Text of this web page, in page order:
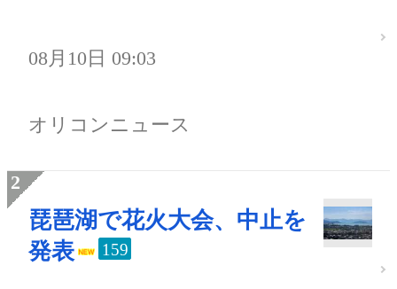
08月10日 09:03
オリコンニュース
琵琶湖で花火大会、中止を
発表
159